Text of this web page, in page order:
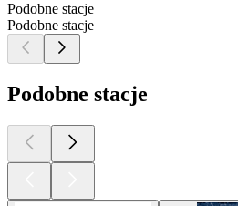
Podobne stacje
Podobne stacje
Podobne stacje